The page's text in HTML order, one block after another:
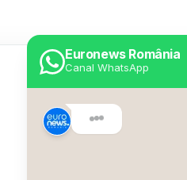
Euronews România
Canal WhatsApp
Despre Euronews